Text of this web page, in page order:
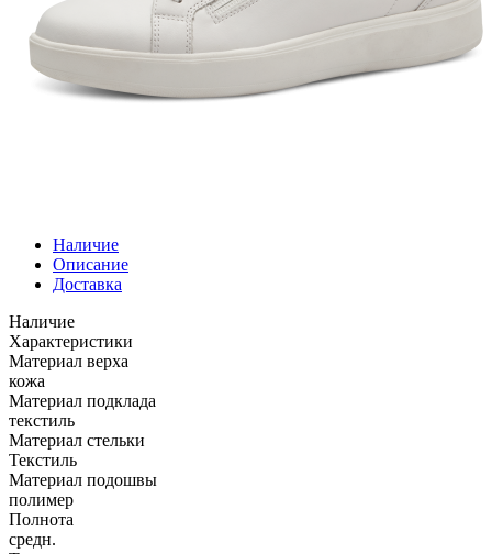
Наличие
Описание
Доставка
Наличие
Характеристики
Материал верха
кожа
Материал подклада
текстиль
Материал стельки
Текстиль
Материал подошвы
полимер
Полнота
средн.